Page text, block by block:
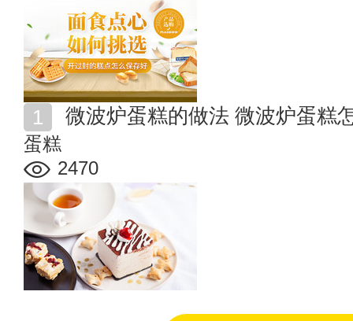
微波炉蛋糕的做法 微波炉蛋糕
蛋糕
2470